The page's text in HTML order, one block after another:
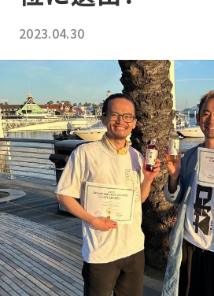
SHISO FUTURE
シソ フューチャー
HOP BREEZE
ホップ ブリーズ
2023.04.30